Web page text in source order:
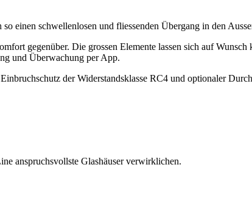
einen schwellenlosen und fliessenden Übergang in den
gegenüber. Die grossen Elemente lassen sich auf
und Überwachung per App.
der Widerstandsklasse RC4 und optionaler
anspruchsvollste Glashäuser verwirklichen.